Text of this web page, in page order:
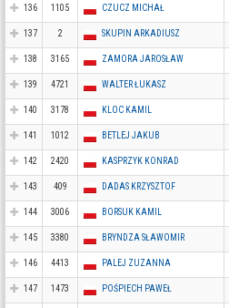
136 1105 CZUCZ MICHAŁ
137 2 SKUPIN ARKADIUSZ
138 3165 ZAMORA JAROSŁAW
139 4721 WALTER ŁUKASZ
140 3178 KLOC KAMIL
141 1012 BETLEJ JAKUB
142 2420 KASPRZYK KONRAD
143 409 DADAS KRZYSZTOF
144 3006 BORSUK KAMIL
145 3380 BRYNDZA SŁAWOMIR
146 4413 PALEJ ZUZANNA
147 1473 POŚPIECH PAWEŁ